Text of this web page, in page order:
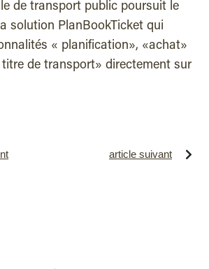
de transport public poursuit le
solution PlanBookTicket qui
« planification», «achat»
de transport» directement sur
article suivant